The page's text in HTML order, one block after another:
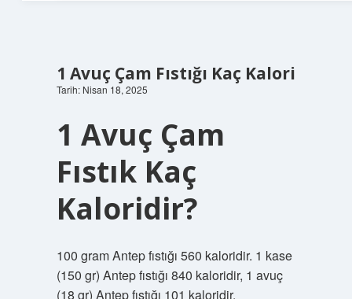
1 Avuç Çam Fıstığı Kaç Kalori
Tarih: Nisan 18, 2025
1 Avuç Çam
Fıstık Kaç
Kaloridir?
100 gram Antep fıstığı 560 kaloridir. 1 kase
(150 gr) Antep fıstığı 840 kaloridir, 1 avuç
(18 gr) Antep fıstığı 101 kaloridir.